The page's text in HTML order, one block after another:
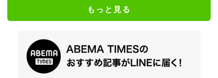
もっと見る